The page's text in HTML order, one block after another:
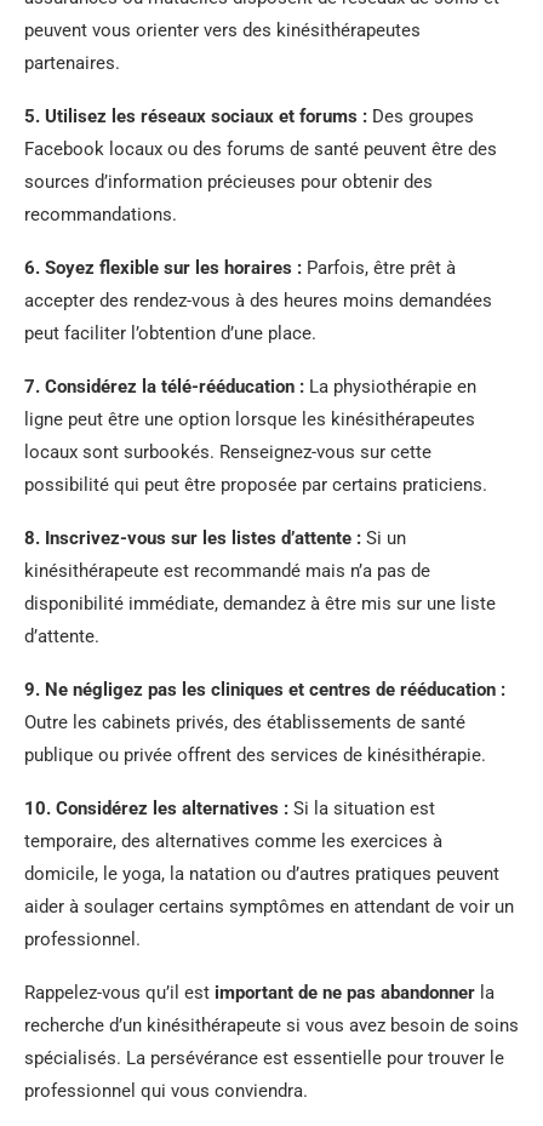
peuvent vous orienter vers des kinésithérapeutes
partenaires.
5. Utilisez les réseaux sociaux et forums : Des groupes
Facebook locaux ou des forums de santé peuvent être des
sources d’information précieuses pour obtenir des
recommandations.
6. Soyez flexible sur les horaires : Parfois, être prêt à
accepter des rendez-vous à des heures moins demandées
peut faciliter l’obtention d’une place.
7. Considérez la télé-rééducation : La physiothérapie en
ligne peut être une option lorsque les kinésithérapeutes
locaux sont surbookés. Renseignez-vous sur cette
possibilité qui peut être proposée par certains praticiens.
8. Inscrivez-vous sur les listes d’attente : Si un
kinésithérapeute est recommandé mais n’a pas de
disponibilité immédiate, demandez à être mis sur une liste
d’attente.
9. Ne négligez pas les cliniques et centres de rééducation :
Outre les cabinets privés, des établissements de santé
publique ou privée offrent des services de kinésithérapie.
10. Considérez les alternatives : Si la situation est
temporaire, des alternatives comme les exercices à
domicile, le yoga, la natation ou d’autres pratiques peuvent
aider à soulager certains symptômes en attendant de voir un
professionnel.
Rappelez-vous qu’il est important de ne pas abandonner la
recherche d’un kinésithérapeute si vous avez besoin de soins
spécialisés. La persévérance est essentielle pour trouver le
professionnel qui vous conviendra.